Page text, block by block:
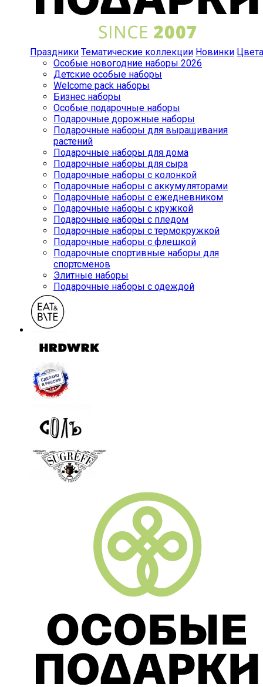
Праздники Тематические коллекции Новинки Цвета
Особые новогодние наборы 2026
Детские особые наборы
Welcome pack наборы
Бизнес наборы
Особые подарочные наборы
Подарочные дорожные наборы
Подарочные наборы для выращивания
растений
Подарочные наборы для дома
Подарочные наборы для сыра
Подарочные наборы с колонкой
Подарочные наборы с аккумуляторами
Подарочные наборы с ежедневником
Подарочные наборы с кружкой
Подарочные наборы с пледом
Подарочные наборы с термокружкой
Подарочные наборы с флешкой
Подарочные спортивные наборы для
спортсменов
Элитные наборы
Подарочные наборы с одеждой